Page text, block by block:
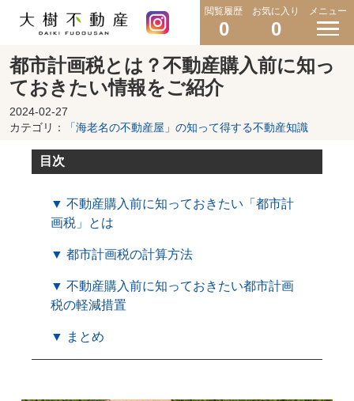
閲覧履歴
0
お気に入り
0
メニュー
都市計画税とは？不動産購入前に知っ
ておきたい情報をご紹介
2024-02-27
カテゴリ：
「海老名の不動産屋」の知って得する不動産知識
目次
▼ 不動産購入前に知っておきたい「都市計
画税」とは
▼ 都市計画税の計算方法
▼ 不動産購入前に知っておきたい都市計画
税の軽減措置
▼ まとめ